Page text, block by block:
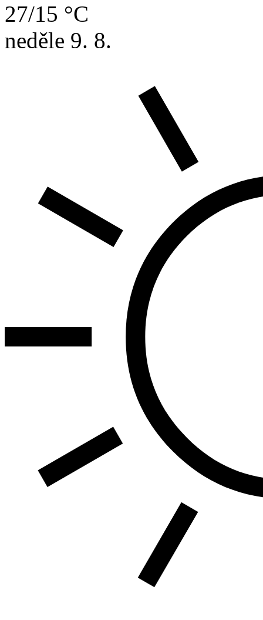
27/15 °C
neděle 9. 8.